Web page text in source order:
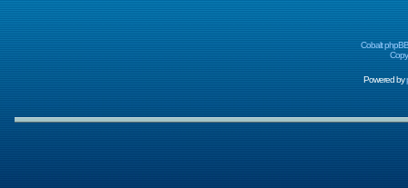
Cobalt
Powered by